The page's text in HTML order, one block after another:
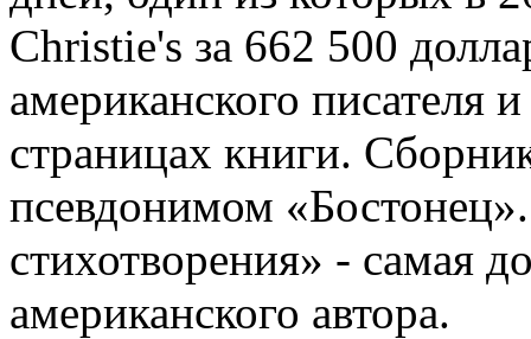
Christie's за 662 500
американского писателя
страницах книги.
псевдонимом
стихотворения» - самая
американского автора.